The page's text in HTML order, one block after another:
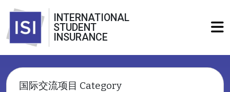
INTERNATIONAL
STUDENT
INSURANCE
国际交流项目 Category